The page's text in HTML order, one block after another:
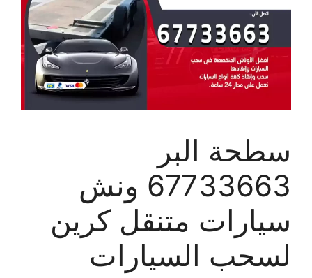
سطحة البر
67733663 ونش
سيارات متنقل كرين
لسحب السيارات